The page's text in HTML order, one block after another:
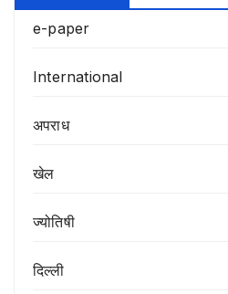
e-paper
International
अपराध
खेल
ज्योतिषी
दिल्ली